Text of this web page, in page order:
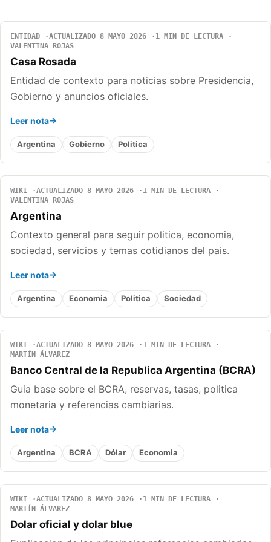
ENTIDAD ACTUALIZADO 8 MAYO 2026
1 MIN DE LECTURA
VALENTINA ROJAS
Casa Rosada
Entidad de contexto para noticias sobre Presidencia,
Gobierno y anuncios oficiales.
Leer nota
Argentina Gobierno Politica
WIKI ACTUALIZADO 8 MAYO 2026
1 MIN DE LECTURA
VALENTINA ROJAS
Argentina
Contexto general para seguir politica, economia,
sociedad, servicios y temas cotidianos del pais.
Leer nota
Argentina Economia Politica Sociedad
WIKI ACTUALIZADO 8 MAYO 2026
1 MIN DE LECTURA
MARTÍN ÁLVAREZ
Banco Central de la Republica Argentina (BCRA)
Guia base sobre el BCRA, reservas, tasas, politica
monetaria y referencias cambiarias.
Leer nota
Argentina BCRA Dólar Economia
WIKI ACTUALIZADO 8 MAYO 2026
1 MIN DE LECTURA
MARTÍN ÁLVAREZ
Dolar oficial y dolar blue